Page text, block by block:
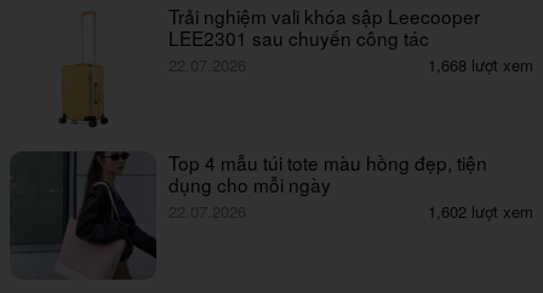
Trải nghiệm vali khóa sập Leecooper
LEE2301 sau chuyến công tác
22.07.2026 1,668 lượt xem
Top 4 mẫu túi tote màu hồng đẹp, tiện
dụng cho mỗi ngày
22.07.2026 1,602 lượt xem